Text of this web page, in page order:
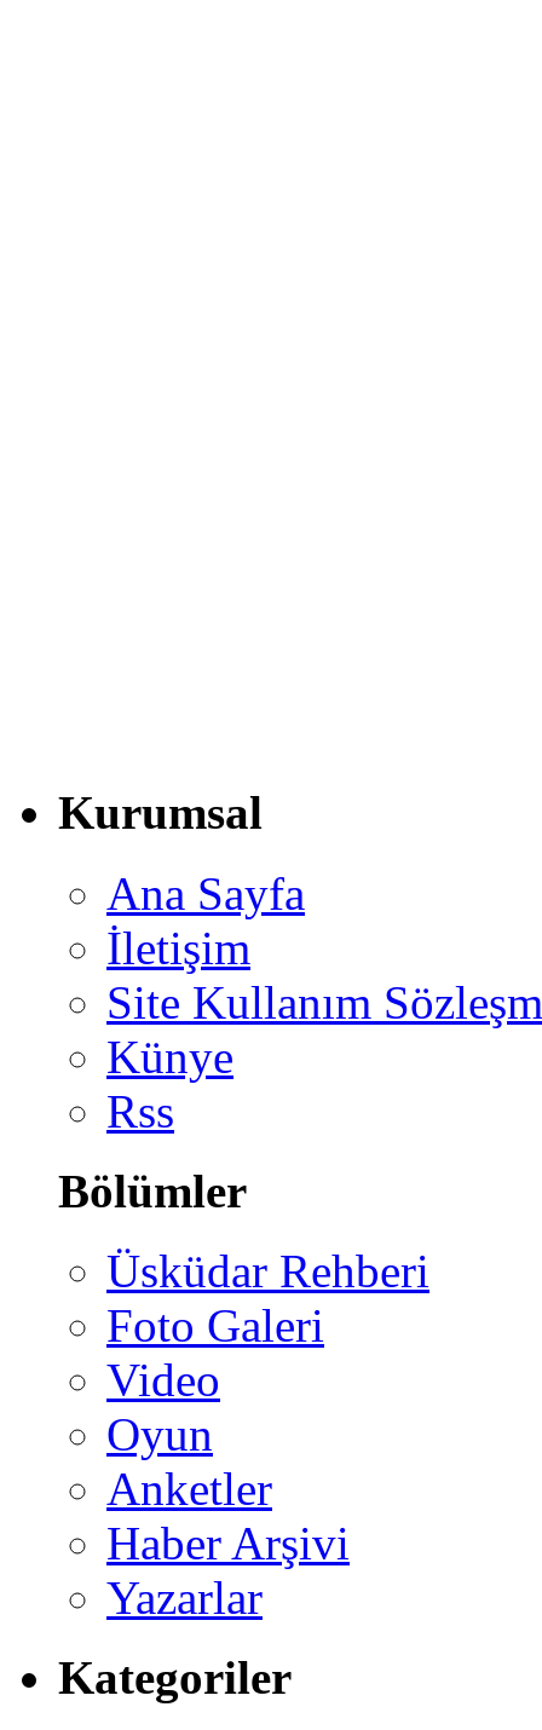
Kurumsal
Ana Sayfa
İletişim
Site Kullanım
Künye
Rss
Bölümler
Üsküdar Rehberi
Foto Galeri
Video
Oyun
Anketler
Haber Arşivi
Yazarlar
Kategoriler